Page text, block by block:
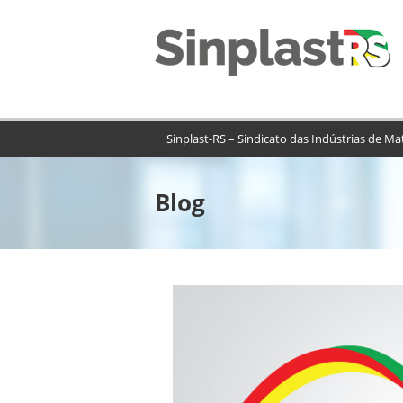
Sinplast-RS – Sindicato das Indústrias de
Blog